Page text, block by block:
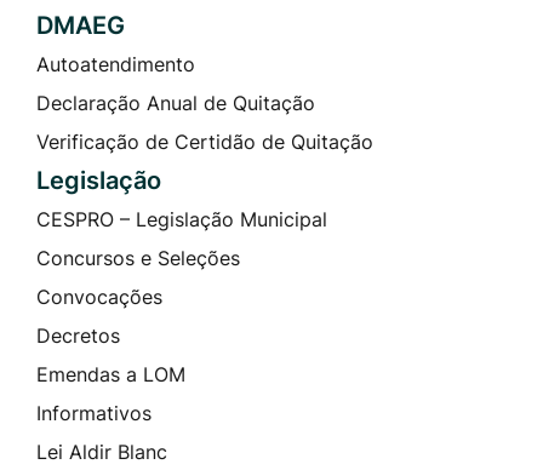
DMAEG
Autoatendimento
Declaração Anual de Quitação
Verificação de Certidão de Quitação
Legislação
CESPRO – Legislação Municipal
Concursos e Seleções
Convocações
Decretos
Emendas a LOM
Informativos
Lei Aldir Blanc